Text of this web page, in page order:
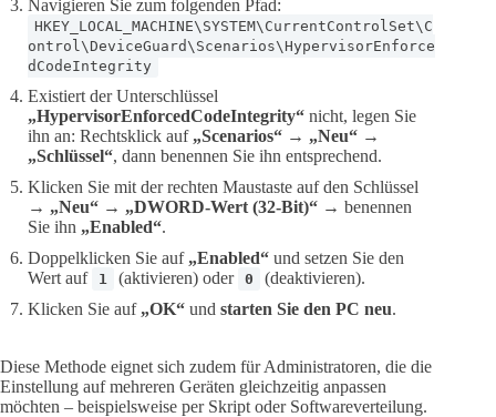
Navigieren Sie zum folgenden Pfad:
HKEY_LOCAL_MACHINE\SYSTEM\CurrentControlSet\C
ontrol\DeviceGuard\Scenarios\HypervisorEnforce
dCodeIntegrity
Existiert der Unterschlüssel
„HypervisorEnforcedCodeIntegrity“ nicht, legen Sie
ihn an: Rechtsklick auf „Scenarios“ → „Neu“ →
„Schlüssel“, dann benennen Sie ihn entsprechend.
Klicken Sie mit der rechten Maustaste auf den Schlüssel
→ „Neu“ → „DWORD-Wert (32-Bit)“ → benennen
Sie ihn „Enabled“.
Doppelklicken Sie auf „Enabled“ und setzen Sie den
Wert auf
1 (aktivieren) oder 0
(deaktivieren).
Klicken Sie auf „OK“ und starten Sie den PC neu.
Diese Methode eignet sich zudem für Administratoren, die die
Einstellung auf mehreren Geräten gleichzeitig anpassen
möchten – beispielsweise per Skript oder Softwareverteilung.